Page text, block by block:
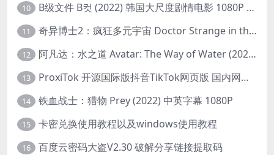
10 B级文件 B컷 (2022) 韩国大尺度剧情电影 1080P 中字
11 奇异博士2：疯狂多元宇宙 Doctor Strange in the Multiverse of Madness (2022) 高清版1080p
12 阿凡达：水之道 Avatar: The Way of Water (2022) 1080p 2k 4k 中文字幕
13 ProxiTok 开源国际版抖音TikTok网页版 国内网络直连
14 铁血战士：猎物 Prey (2022) 中英字幕 1080P
15 卡密兑换使用教程以及windows使用教程
16 百度云密码大盗V2.30 破解分享链接提取码